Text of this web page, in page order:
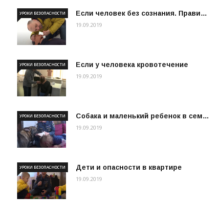
Если человек без сознания. Прави…
УРОКИ БЕЗОПАСНОСТИ
19.09.2019
Если у человека кровотечение
УРОКИ БЕЗОПАСНОСТИ
19.09.2019
Собака и маленький ребенок в сем…
УРОКИ БЕЗОПАСНОСТИ
19.09.2019
Дети и опасности в квартире
УРОКИ БЕЗОПАСНОСТИ
19.09.2019